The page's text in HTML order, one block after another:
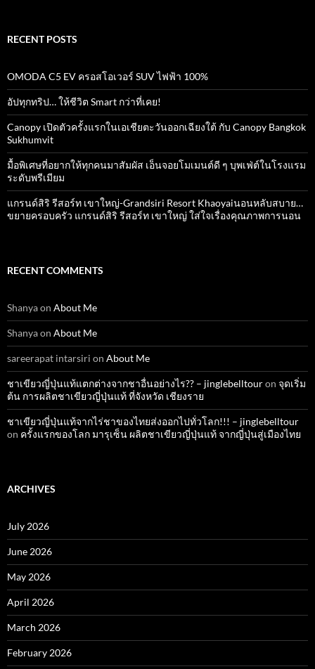
RECENT POSTS
OMODA C5 EV ครอสโอเวอร์ SUV ไฟฟ้า 100%
อัปทุกทริป… ให้ชีวิต Smart กว่าที่เคย!
Canopy เปิดตัวครั้งแรกในเอเชียตะวันออกเฉียงใต้ กับ Canopy Bangkok
Sukhumvit
มื้อพิเศษที่อยากให้ทุกคนมาสัมผัส เอ็นจอยโมเมนต์ดี ๆ บุพเฟ่ต์ในโรงแรม
ระดับพรีเมียม
แกรนด์สิริ​ รีสอร์ท​ เขาใหญ่​-Grandsiri​ Resort​ Khaoyaiนอนหลับสบาย…
ขยายครอบครัว แกรนด์สิริ รีสอร์ท เขาใหญ่ ใส่ใจเรื่องคุณภาพการนอน
RECENT COMMENTS
Shanyaon About Me
Shanyaon About Me
sareerapat intarsiri on About Me
ชาเขียวญี่ปุ่นแท้แตกต่างจากชาอื่นอย่างไร?? – jinglebelltouron จุดเริ่ม
ต้น การผลิตชาเขียวญี่ปุ่นแท้ ที่จังหวัด เชียงราย
ชาเขียวญี่ปุ่นแท้จากไร่ชาของไทยส่งออกไปทั่วโลก!!! – jinglebelltour
on ครั้งแรกของโลก มารุเซ็น ผลิตชาเขียวญี่ปุ่นแท้ จากญี่ปุ่นสู่เมืองไทย
ARCHIVES
July 2026
June 2026
May 2026
April 2026
March 2026
February 2026